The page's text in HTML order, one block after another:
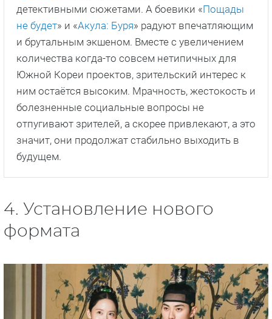
детективными сюжетами. А боевики «Пощады
не будет» и «Акула: Буря» радуют впечатляющим
и брутальным экшеном. Вместе с увеличением
количества когда-то совсем нетипичных для
Южной Кореи проектов, зрительский интерес к
ним остаётся высоким. Мрачность, жестокость и
болезненные социальные вопросы не
отпугивают зрителей, а скорее привлекают, а это
значит, они продолжат стабильно выходить в
будущем.
4. Установление нового
формата